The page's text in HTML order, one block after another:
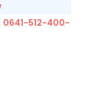
512-400-